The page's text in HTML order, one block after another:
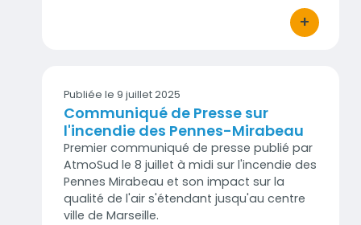
+
bouton
Publiée le 9 juillet 2025
Communiqué de Presse sur
l'incendie des Pennes-Mirabeau
Premier communiqué de presse publié par
AtmoSud le 8 juillet à midi sur l'incendie des
Pennes Mirabeau et son impact sur la
qualité de l'air s'étendant jusqu'au centre
ville de Marseille.